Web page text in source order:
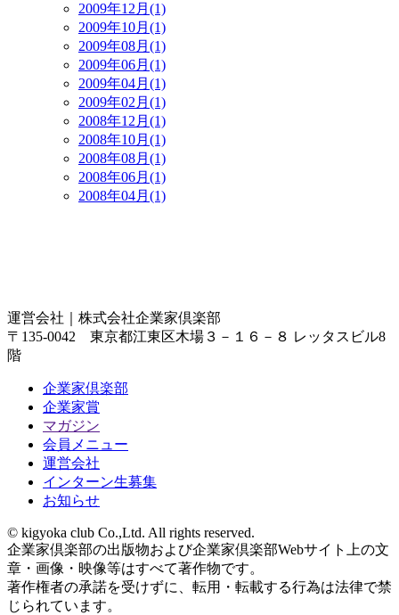
2009年12月(1)
2009年10月(1)
2009年08月(1)
2009年06月(1)
2009年04月(1)
2009年02月(1)
2008年12月(1)
2008年10月(1)
2008年08月(1)
2008年06月(1)
2008年04月(1)
運営会社｜ 株式会社企業家倶楽部
〒135-0042 東京都江東区木場３－１６－８ レッタスビル8
階
企業家倶楽部
企業家賞
マガジン
会員メニュー
運営会社
インターン生募集
お知らせ
© kigyoka club Co.,Ltd. All rights reserved.
企業家倶楽部の出版物および企業家倶楽部Webサイト上の文
章・画像・映像等はすべて著作物です。
著作権者の承諾を受けずに、転用・転載する行為は法律で禁
じられています。